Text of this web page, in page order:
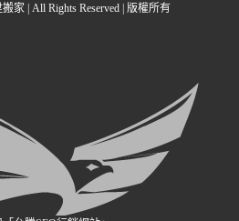
家 | All Rights Reserved | 版權所有